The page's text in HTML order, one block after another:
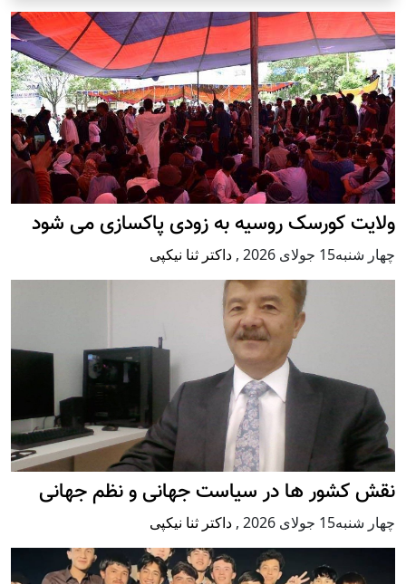
ولایت کورسک روسیه به زودی پاکسازی می شود
چهار شنبه15 جولای 2026 , داکتر ثنا نیکپی
نقش کشور ها در سیاست جهانی و نظم جهانی
چهار شنبه15 جولای 2026 , داکتر ثنا نیکپی